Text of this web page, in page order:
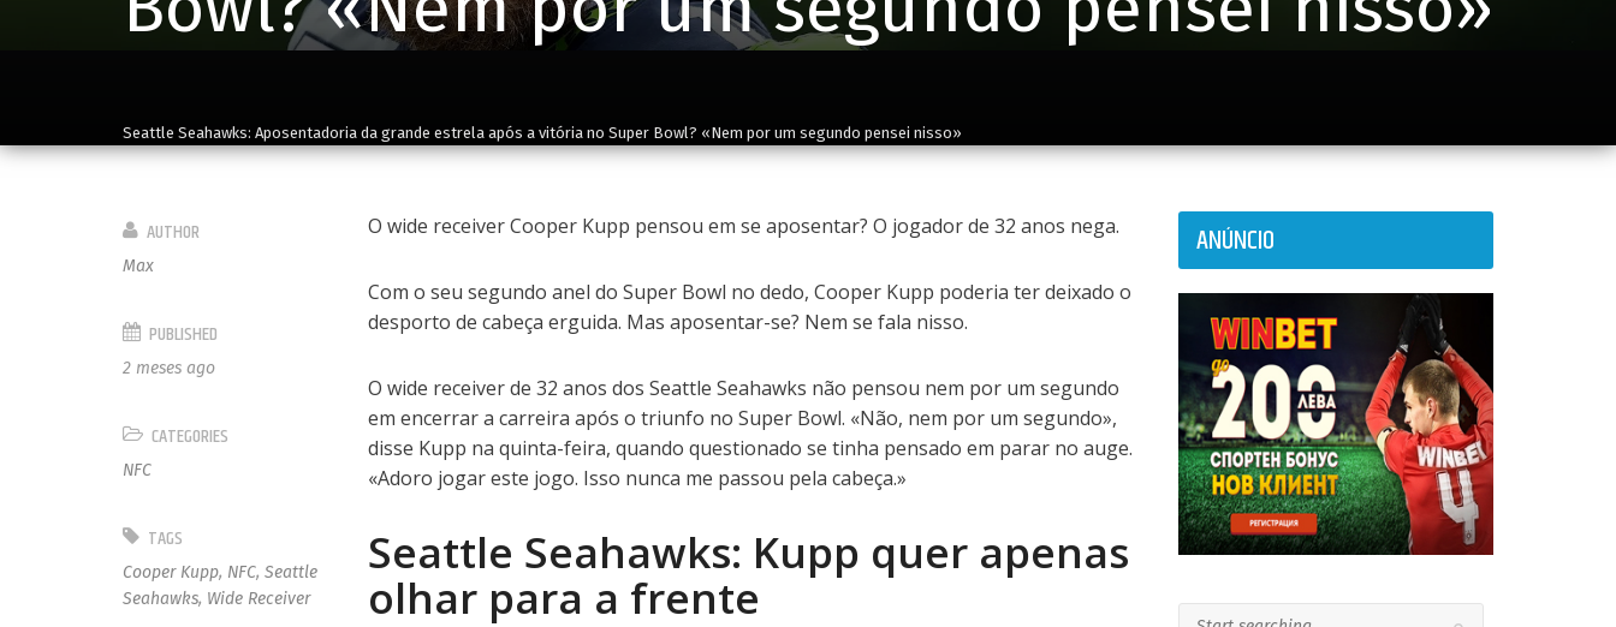
Seattle Seahawks: Aposentadoria da grande estrela após a vitória no Super Bowl? «Nem por um segundo pensei nisso»
O wide receiver Cooper Kupp pensou em se aposentar? O jogador de 32 anos nega.
Com o seu segundo anel do Super Bowl no dedo, Cooper Kupp poderia ter deixado o
desporto de cabeça erguida. Mas aposentar-se? Nem se fala nisso.
O wide receiver de 32 anos dos Seattle Seahawks não pensou nem por um segundo
em encerrar a carreira após o triunfo no Super Bowl. «Não, nem por um segundo»,
disse Kupp na quinta-feira, quando questionado se tinha pensado em parar no auge.
«Adoro jogar este jogo. Isso nunca me passou pela cabeça.»
Seattle Seahawks: Kupp quer apenas
olhar para a frente
AUTHOR
Max
PUBLISHED
2 meses ago
CATEGORIES
NFC
TAGS
Cooper Kupp, NFC,Seattle
Seahawks, Wide Receiver
ANÚNCIO